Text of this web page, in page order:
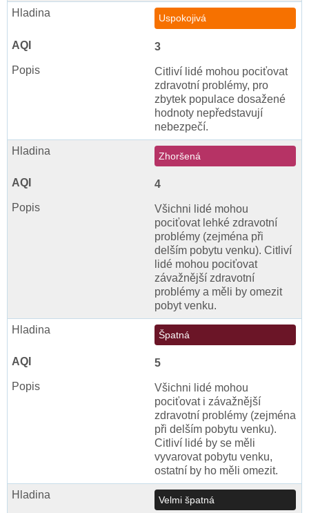
Uspokojivá
3
Citliví lidé mohou pociťovat
zdravotní problémy, pro
zbytek populace dosažené
hodnoty nepředstavují
nebezpečí.
Zhoršená
4
Všichni lidé mohou
pociťovat lehké zdravotní
problémy (zejména při
delším pobytu venku). Citliví
lidé mohou pociťovat
závažnější zdravotní
problémy a měli by omezit
pobyt venku.
Špatná
5
Všichni lidé mohou
pociťovat i závažnější
zdravotní problémy (zejména
při delším pobytu venku).
Citliví lidé by se měli
vyvarovat pobytu venku,
ostatní by ho měli omezit.
Velmi špatná